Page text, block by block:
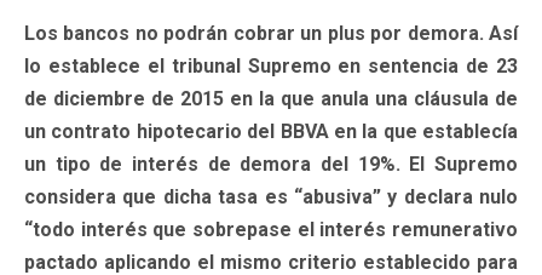
Los bancos no podrán cobrar un plus por demora. Así
lo establece el tribunal Supremo en sentencia de 23
de diciembre de 2015 en la que anula una cláusula de
un contrato hipotecario del BBVA en la que establecía
un tipo de interés de demora del 19%. El Supremo
considera que dicha tasa es “abusiva” y declara nulo
“todo interés que sobrepase el interés remunerativo
pactado aplicando el mismo criterio establecido para